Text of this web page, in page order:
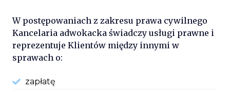
W postępowaniach z zakresu prawa cywilnego
Kancelaria adwokacka świadczy usługi prawne i
reprezentuje Klientów między innymi w
sprawach o:
zapłatę